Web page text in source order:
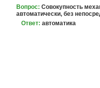
Вопрос: Совокупность
автоматически, без
Ответ: автоматика